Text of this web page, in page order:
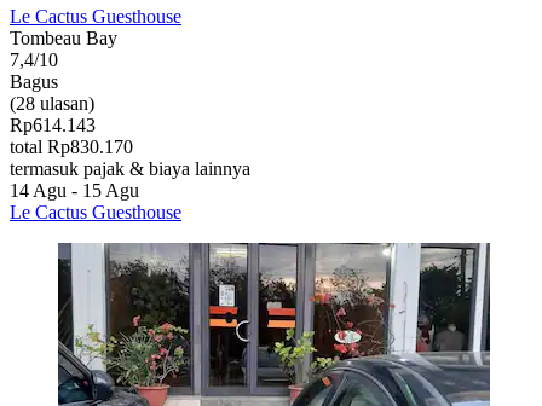
Le Cactus Guesthouse
Tombeau Bay
7,4/10
Bagus
(28 ulasan)
Rp614.143
total Rp830.170
termasuk pajak & biaya lainnya
14 Agu - 15 Agu
Le Cactus Guesthouse